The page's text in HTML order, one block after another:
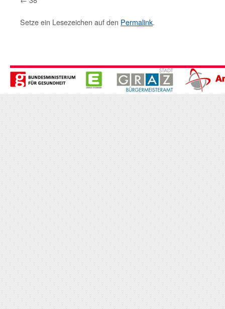
Setze ein Lesezeichen auf den Permalink.